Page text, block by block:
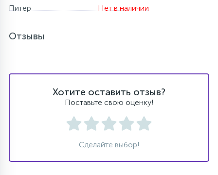
Питер
Нет в наличии
Отзывы
Хотите оставить отзыв?
Поставьте свою оценку!
Сделайте выбор!